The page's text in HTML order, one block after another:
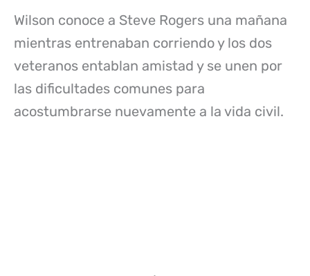
Wilson conoce a Steve Rogers una mañana
mientras entrenaban corriendo y los dos
veteranos entablan amistad y se unen por
las dificultades comunes para
acostumbrarse nuevamente a la vida civil.